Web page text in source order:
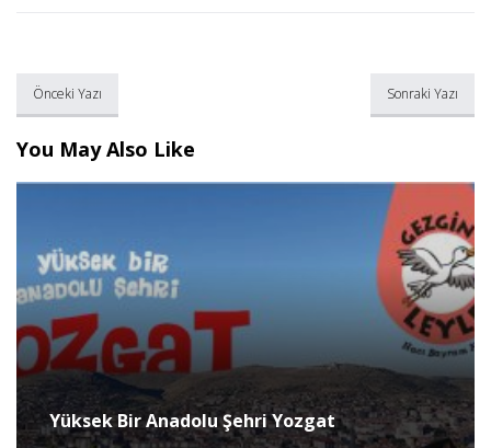
Önceki Yazı Sonraki Yazı
You May Also Like
Yüksek Bir Anadolu Şehri Yozgat